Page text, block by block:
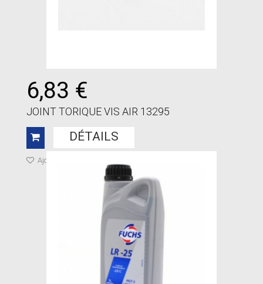
6,83 €
JOINT TORIQUE VIS AIR 13295
DÉTAILS
Ajouter à ma liste de cadeaux